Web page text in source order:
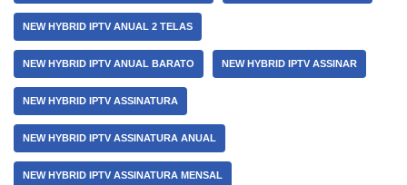
NEW HYBRID IPTV ANUAL 2 TELAS
NEW HYBRID IPTV ANUAL BARATO NEW HYBRID IPTV ASSINAR
NEW HYBRID IPTV ASSINATURA
NEW HYBRID IPTV ASSINATURA ANUAL
NEW HYBRID IPTV ASSINATURA MENSAL